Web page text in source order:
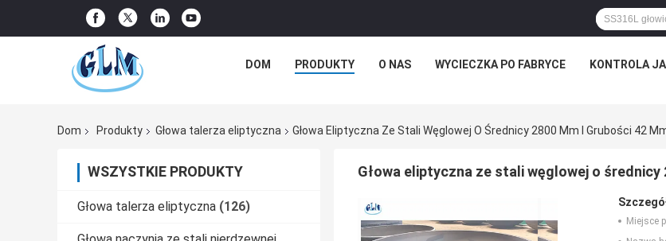
DOM PRODUKTY O NAS WYCIECZKA PO FABRYCE KONTROLA
Dom Produkty Głowa talerza eliptyczna Głowa Eliptyczna Ze Stali Węglowej O Średnicy 2800 Mm I Grubości 42
WSZYSTKIE PRODUKTY
Głowa talerza eliptyczna (126)
Głowa eliptyczna ze stali węglowej o średnicy
Miejsce